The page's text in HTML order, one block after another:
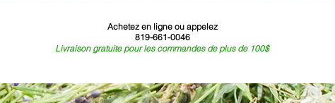
Achetez en ligne ou appelez
819-661-0046
Livraison gratuite pour les commandes de plus de 100$